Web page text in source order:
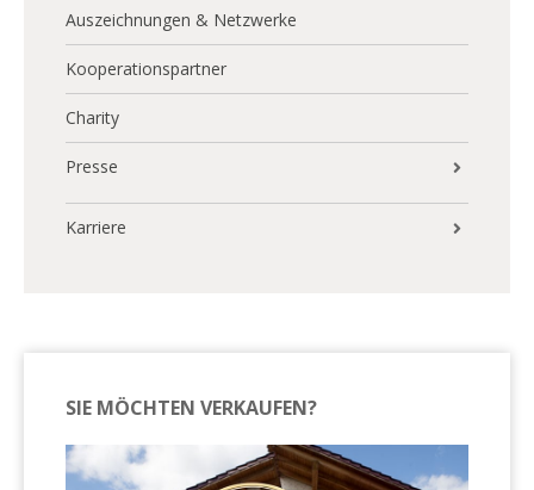
Auszeichnungen & Netzwerke
Kooperationspartner
Charity
Presse
Karriere
SIE MÖCHTEN VERKAUFEN?